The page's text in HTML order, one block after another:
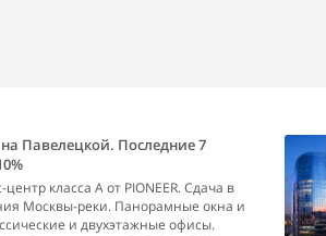
Павелецкой. Последние 7
класса А от PIONEER. Сдача в
Москвы-реки. Панорамные окна и
и двухэтажные офисы.